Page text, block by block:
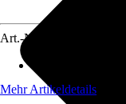
Art.-Nr.
Mehr Artikeldetails